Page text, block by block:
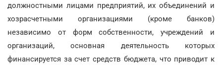
должностными лицами предприятий, их объединений и
хозрасчетными организациями (кроме банков)
независимо от форм собственности, учреждений и
организаций, основная деятельность которых
финансируется за счет средств бюджета, что приводит к